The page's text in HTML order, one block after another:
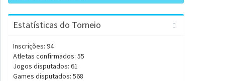
Estatísticas do Torneio
Inscrições: 94
Atletas confirmados: 55
Jogos disputados: 61
Games disputados: 568